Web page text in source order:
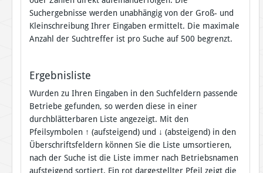
Suchergebnisse werden unabhängig von der Groß- und
Kleinschreibung Ihrer Eingaben ermittelt. Die maximale
Anzahl der Suchtreffer ist pro Suche auf 500 begrenzt.
Ergebnisliste
Wurden zu Ihren Eingaben in den Suchfeldern passende
Betriebe gefunden, so werden diese in einer
durchblätterbaren Liste angezeigt. Mit den
Pfeilsymbolen ↑ (aufsteigend) und ↓ (absteigend) in den
Überschriftsfeldern können Sie die Liste umsortieren,
nach der Suche ist die Liste immer nach Betriebsnamen
aufsteigend sortiert. Ein rot dargestellter Pfeil zeigt die